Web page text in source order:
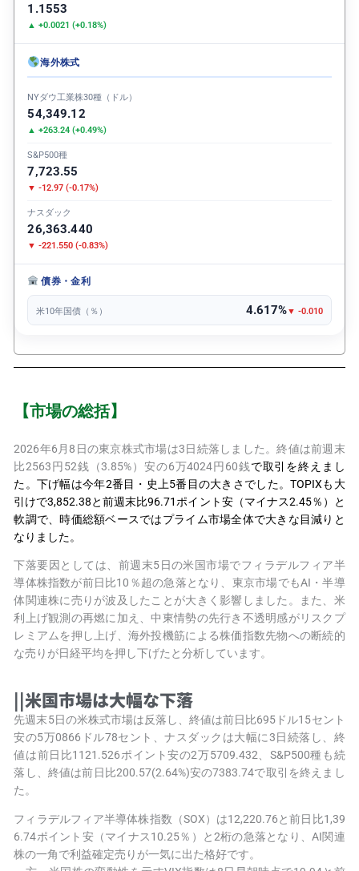
1.1553
▲ +0.0021 (+0.18%)
海外株式
NYダウ工業株30種（ドル）
54,349.12
▲ +263.24 (+0.49%)
S&P500種
7,723.55
▼ -12.97 (-0.17%)
ナスダック
26,363.440
▼ -221.550 (-0.83%)
債券・金利
米10年国債（％） 4.617%▼ -0.010
【市場の総括】
2026年6月8日の東京株式市場は3日続落しました。終値は前週末
比2563円52銭（3.85%）安の6万4024円60銭で取引を終えまし
た。下げ幅は今年2番目・史上5番目の大きさでした。TOPIXも大
引けで3,852.38と前週末比96.71ポイント安（マイナス2.45％）と
軟調で、時価総額ベースではプライム市場全体で大きな目減りと
なりました。
下落要因としては、前週末5日の米国市場でフィラデルフィア半
導体株指数が前日比10％超の急落となり、東京市場でもAI・半導
体関連株に売りが波及したことが大きく影響しました。また、米
利上げ観測の再燃に加え、中東情勢の先行き不透明感がリスクプ
レミアムを押し上げ、海外投機筋による株価指数先物への断続的
な売りが日経平均を押し下げたと分析しています。
||米国市場は大幅な下落
先週末5日の米株式市場は反落し、終値は前日比695ドル15セント
安の5万0866ドル78セント、ナスダックは大幅に3日続落し、終
値は前日比1121.526ポイント安の2万5709.432、S&P500種も続
落し、終値は前日比200.57(2.64%)安の7383.74で取引を終えまし
た。
フィラデルフィア半導体株指数（SOX）は12,220.76と前日比1,39
6.74ポイント安（マイナス10.25％）と2桁の急落となり、AI関連
株の一角で利益確定売りが一気に出た格好です。